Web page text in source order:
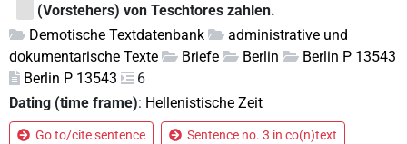
(Vorstehers) von Teschtores zahlen.
Demotische Textdatenbank
administrative und
dokumentarische Texte
Briefe Berlin
Berlin P 13543
Berlin P 13543
6
Dating (time frame): Hellenistische Zeit
Go to/cite sentence Sentence no. 3 in co(n)text